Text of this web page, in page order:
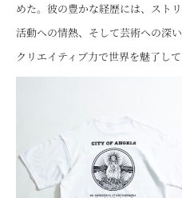
めた。彼の豊かな経歴には、スト
活動への情熱、そして芸術への深
クリエイティブ力で世界を魅了して